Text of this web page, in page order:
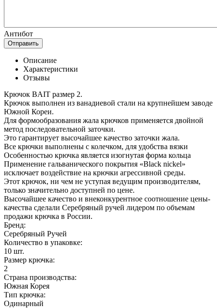
Антибот
Отправить
Описание
Характеристики
Отзывы
Крючок BAIT размер 2.
Крючок выполнен из ванадиевой стали на крупнейшем заводе
Южной Кореи.
Для формообразования жала крючков применяется двойной
метод последовательной заточки.
Это гарантирует высочайшее качество заточки жала.
Все крючки выполнены с колечком, для удобства вязки
Особенностью крючка является изогнутая форма кольца
Применение гальванического покрытия «Black nickel»
исключает воздействие на крючки агрессивной среды.
Этот крючок, ни чем не уступая ведущим производителям,
только значительно доступней по цене.
Высочайшее качество и внеконкурентное соотношение цены-
качества сделали Серебряный ручей лидером по объемам
продажи крючка в России.
Бренд:
Серебряный Ручей
Количество в упаковке:
10 шт.
Размер крючка:
2
Страна производства:
Южная Корея
Тип крючка:
Одинарный